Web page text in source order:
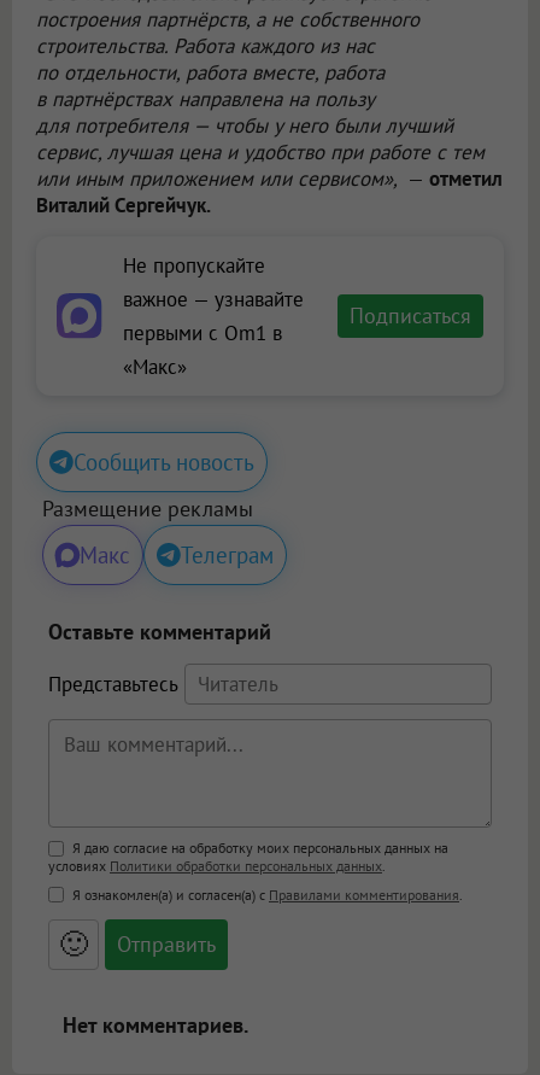
построения партнёрств, а не собственного
строительства. Работа каждого из нас
по отдельности, работа вместе, работа
в партнёрствах направлена на пользу
для потребителя — чтобы у него были лучший
сервис, лучшая цена и удобство при работе с тем
или иным приложением или сервисом», — отметил
Виталий Сергейчук.
Не пропускайте
важное — узнавайте
первыми с Om1 в
«Макс»
Подписаться
Сообщить новость
Размещение рекламы
Макс Телеграм
Оставьте комментарий
Представьтесь
Поддержка HTML
<b>, <strong>, <u>, <i>, <em>, <s>, <big>,
<small>, <sup>, <sub>, <pre>, <ul>, <ol>, <li>,
<blockquote>, <code> экранирует HTML,
адреса URL автоматически становятся
ссылками, и [img]адрес[/img] будет
Я даю согласие на обработку моих персональных данных на
условиях Политики обработки персональных данных
Я ознакомлен(а) и согласен(а) с Правилами комментирования
🙂
Нет комментариев.